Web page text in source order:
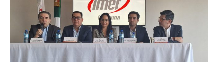
EXA
EL EXACTO
EXA INFORMA
GLOBO
CONTEXTOS
DIÁLOGOS CON LA HISTORIA
COLABORADORES
PC29
ACTUALIDADES GREM